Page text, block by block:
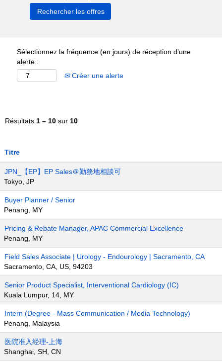
Sélectionnez la fréquence (en jours) de réception d’une
alerte :
Créer une alerte
Résultats 1 – 10 sur 10
Titre
JPN_【EP】EP Sales＠勤務地相談可
Tokyo, JP
Buyer Planner / Senior
Penang, MY
Pricing & Rebate Manager, APAC Commercial Excellence
Penang, MY
Field Sales Associate | Urology - Endourology | Sacramento, CA
Sacramento, CA, US, 94203
Senior Product Specialist, Interventional Cardiology (IC)
Kuala Lumpur, 14, MY
Intern (Degree - Mass Communication / Media Technology)
Penang, Malaysia
医院准入经理-上海
Shanghai, SH, CN